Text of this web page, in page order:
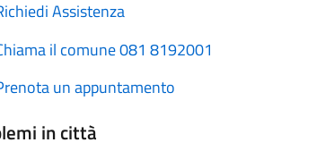
Assistenza
il comune 081 8192001
un appuntamento
in città